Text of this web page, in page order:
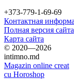
+373-779-1-69-69
Контактная
Полная версия сайта
Карта сайта
© 2020—2026
intimno.md
Magazin online creat
cu Horoshop